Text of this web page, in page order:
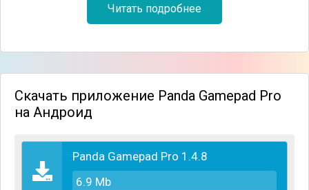
Читать подробнее
Скачать приложение Panda Gamepad Pro
на Андроид
Panda Gamepad Pro 1.4.8
6.9 Mb